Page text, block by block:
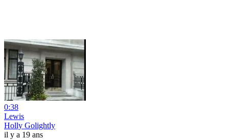
0:38
Lewis
Holly Golightly
il y a 19 ans